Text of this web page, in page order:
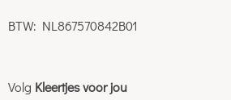
BTW: NL867570842B01
Volg Kleertjes voor jou